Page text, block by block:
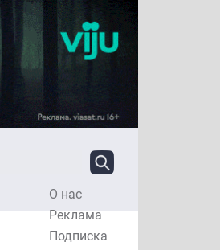
О нас
Реклама
Подписка